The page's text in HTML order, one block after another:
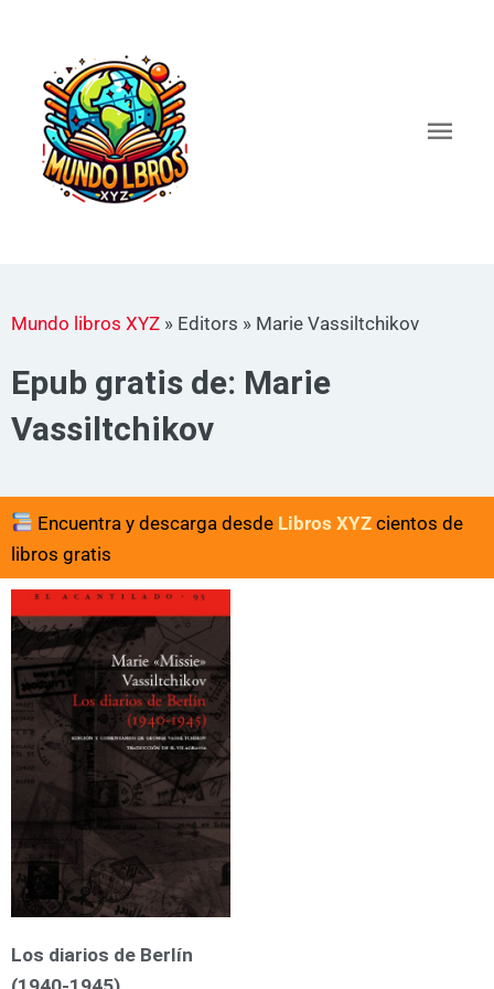
contenido
Mundo libros XYZ » Editors » Marie Vassiltchikov
Epub gratis de: Marie
Vassiltchikov
Encuentra y descarga desde Libros XYZcientos de
libros gratis
Los diarios de Berlín